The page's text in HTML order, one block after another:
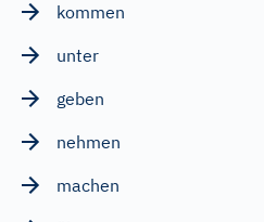
kommen
unter
geben
nehmen
machen